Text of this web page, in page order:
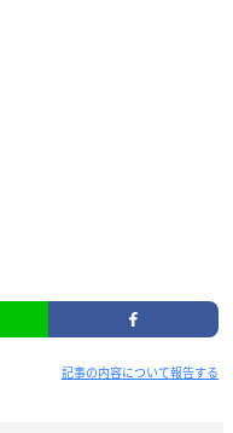
記事の内容について報告する